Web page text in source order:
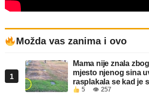
Možda vas zanima i ovo
1
Mama nije znala
mjesto njenog sina
rasplakala se kad je
5 👁 257